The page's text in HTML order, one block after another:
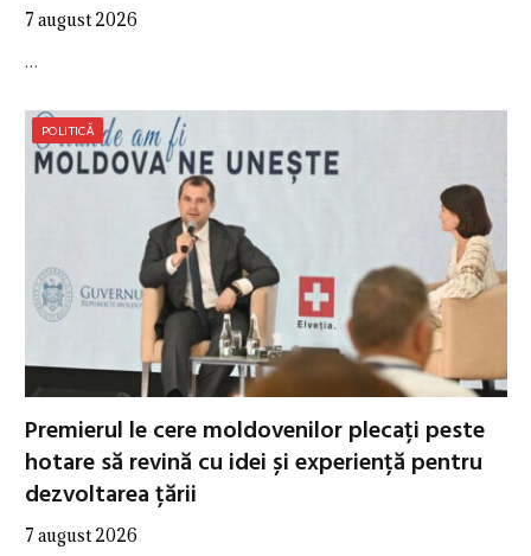
7 august 2026
…
POLITICĂ
Premierul le cere moldovenilor plecați peste
hotare să revină cu idei și experiență pentru
dezvoltarea țării
7 august 2026